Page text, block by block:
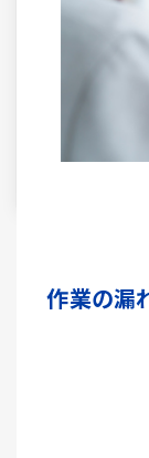
作業の漏